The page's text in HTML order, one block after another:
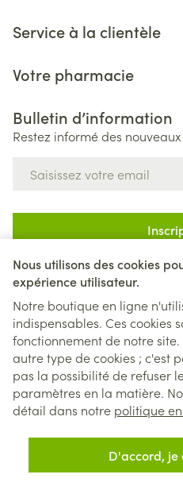
Nous utilisons des cookies
expérience utilisateur.
Notre boutique en ligne
indispensables. Ces cookies
fonctionnement de notre
autre type de cookies ; c'est
pas la possibilité de refuser
paramètres en la matière.
détail dans notre politique
D'accord, je
Service à la clientèle
Votre pharmacie
Bulletin d’information
Restez informé des
En cliquant sur s'abonner, vous
et acceptez notrepolitique de
Liens légaux